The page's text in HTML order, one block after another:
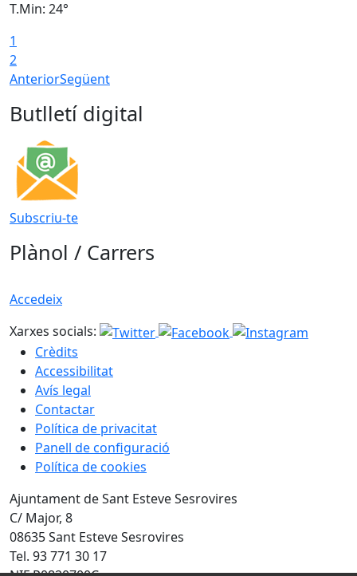
T.Min: 24°
1
2
AnteriorSegüent
Butlletí digital
Subscriu-te
Plànol / Carrers
Accedeix
Xarxes socials:
Crèdits
Accessibilitat
Avís legal
Contactar
Política de privacitat
Panell de configuració
Política de cookies
Ajuntament de Sant Esteve Sesrovires
C/ Major, 8
08635 Sant Esteve Sesrovires
Tel. 93 771 30 17